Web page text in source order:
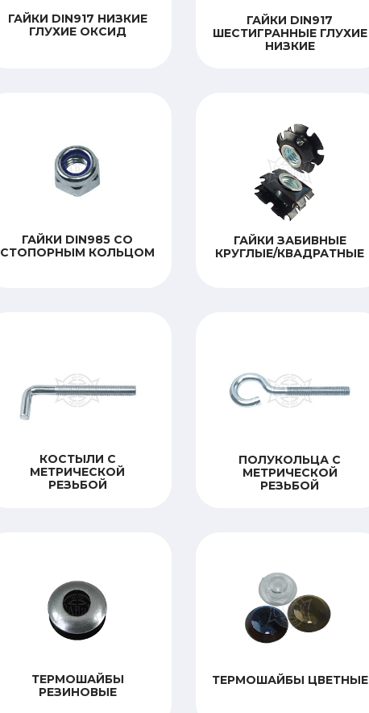
ГАЙКИ DIN917 НИЗКИЕ
ГЛУХИЕ ОКСИД
ГАЙКИ DIN917
ШЕСТИГРАННЫЕ ГЛУХИЕ
НИЗКИЕ
ГАЙКИ DIN985 СО
СТОПОРНЫМ КОЛЬЦОМ
ГАЙКИ ЗАБИВНЫЕ
КРУГЛЫЕ/КВАДРАТНЫЕ
КОСТЫЛИ С
МЕТРИЧЕСКОЙ
РЕЗЬБОЙ
ПОЛУКОЛЬЦА С
МЕТРИЧЕСКОЙ
РЕЗЬБОЙ
ТЕРМОШАЙБЫ
РЕЗИНОВЫЕ
ТЕРМОШАЙБЫ ЦВЕТНЫЕ